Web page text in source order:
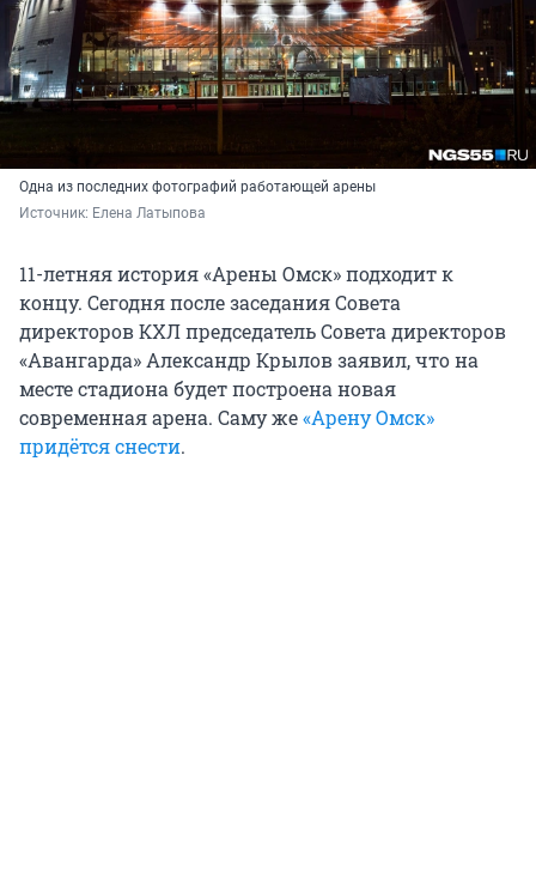
Одна из последних фотографий работающей арены
Источник: Елена Латыпова
11-летняя история «Арены Омск» подходит к
концу. Сегодня после заседания Совета
директоров КХЛ председатель Совета директоров
«Авангарда» Александр Крылов заявил, что на
месте стадиона будет построена новая
современная арена. Саму же«Арену Омск»
придётся снести.